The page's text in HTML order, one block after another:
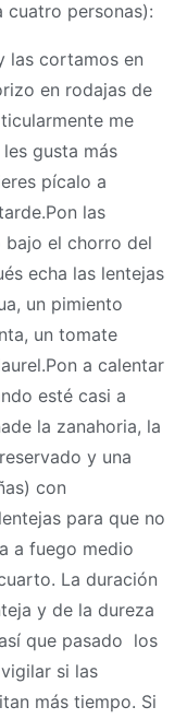
cuatro personas):
las cortamos en
en rodajas de
me
gusta más
pícalo a
las
bajo el chorro del
echa las lentejas
un pimiento
un tomate
a calentar
esté casi a
la zanahoria, la
y una
con
para que no
a fuego medio
La duración
y de la dureza
que pasado los
si las
más tiempo. Si